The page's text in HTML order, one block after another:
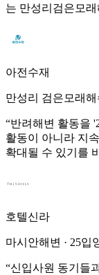
는 만성리검은모
아전수재
만성리 검은모래
“반려해변 활동을
활동이 아니라 지
확대될 수 있기를
호텔신라
마시안해변 · 25입
“신입사원 동기들